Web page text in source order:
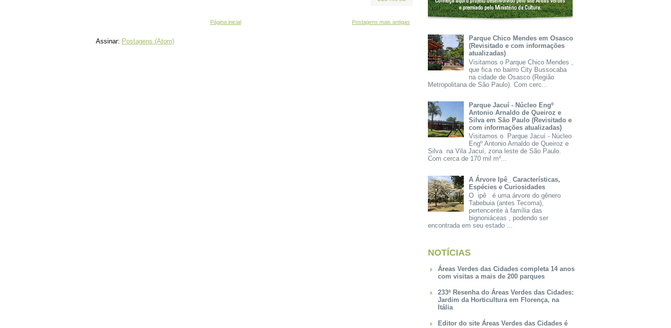
Postagens mais antigas
Página inicial
Assinar: Postagens (Atom)
Parque Chico Mendes em Osasco
(Revisitado e com informações
atualizadas)
Visitamos o Parque Chico Mendes ,
que fica no bairro City Bussocaba
na cidade de Osasco (Região
Metropolitana de São Paulo). Com cerc...
Parque Jacuí - Núcleo Engº
Antonio Arnaldo de Queiroz e
Silva em São Paulo (Revisitado e
com informações atualizadas)
Visitamos o Parque Jacuí - Núcleo
Engº Antonio Arnaldo de Queiroz e
Silva na Vila Jacuí, zona leste de São Paulo.
Com cerca de 170 mil m²...
A Árvore Ipê_ Características,
Espécies e Curiosidades
O ipê é uma árvore do gênero
Tabebuia (antes Tecoma),
pertencente à família das
bignoniáceas , podendo ser
encontrada em seu estado ...
NOTÍCIAS
Áreas Verdes das Cidades completa 14 anos
com visitas a mais de 200 parques
233ª Resenha do Áreas Verdes das Cidades:
Jardim da Horticultura em Florença, na
Itália
Editor do site Áreas Verdes das Cidades é